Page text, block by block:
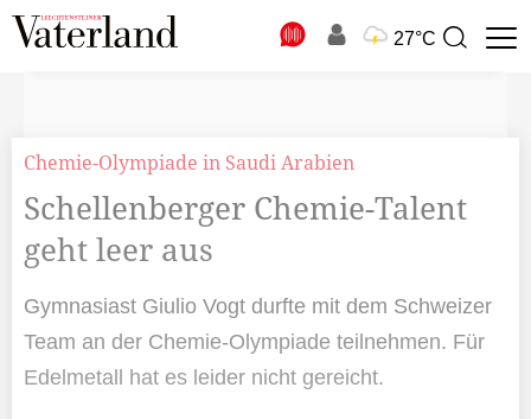
27°C
Suchbegriff
Chemie-Olympiade in Saudi Arabien
Schellenberger Chemie-Talent
geht leer aus
Gymnasiast Giulio Vogt durfte mit dem Schweizer
Team an der Chemie-Olympiade teilnehmen. Für
Edelmetall hat es leider nicht gereicht.